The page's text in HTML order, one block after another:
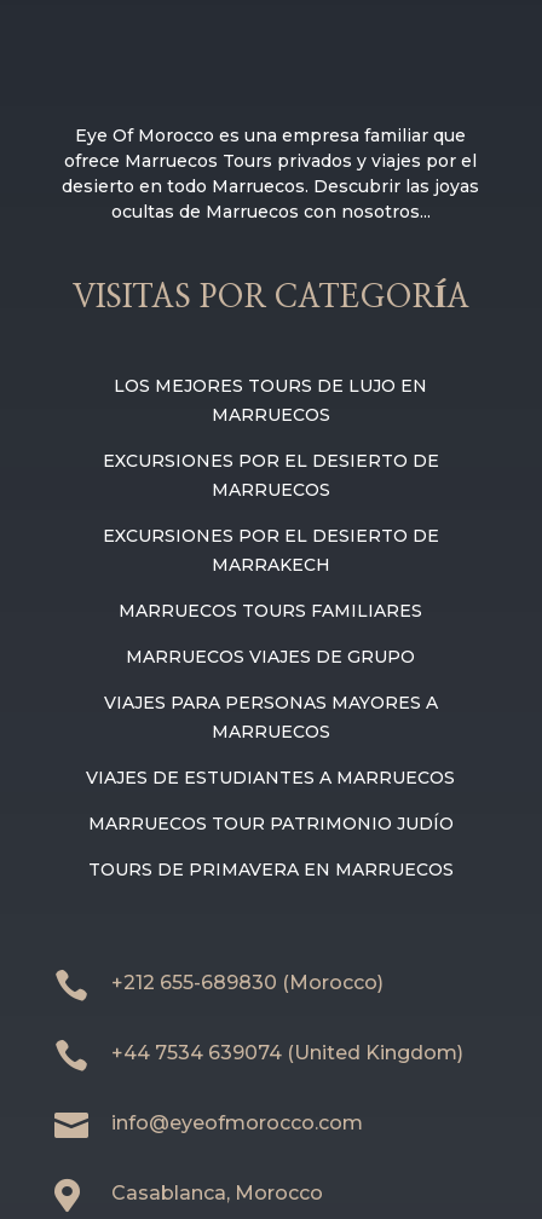
Eye Of Morocco es una empresa familiar que
ofrece Marruecos Tours privados y viajes por el
desierto en todo Marruecos. Descubrir las joyas
ocultas de Marruecos con nosotros...
VISITAS POR CATEGORÍA
LOS MEJORES TOURS DE LUJO EN
MARRUECOS
EXCURSIONES POR EL DESIERTO DE
MARRUECOS
EXCURSIONES POR EL DESIERTO DE
MARRAKECH
MARRUECOS TOURS FAMILIARES
MARRUECOS VIAJES DE GRUPO
VIAJES PARA PERSONAS MAYORES A
MARRUECOS
VIAJES DE ESTUDIANTES A MARRUECOS
MARRUECOS TOUR PATRIMONIO JUDÍO
TOURS DE PRIMAVERA EN MARRUECOS
 +212 655-689830 (Morocco)
 +44 7534 639074 (United Kingdom)
 info@eyeofmorocco.com
 Casablanca, Morocco